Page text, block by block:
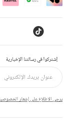
إشتركوا في رسالتنا الإخبارية
يرجى الاطلاع على إشعار